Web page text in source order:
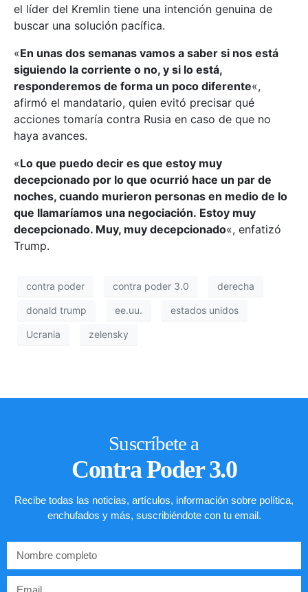
el líder del Kremlin tiene una intención genuina de
buscar una solución pacífica.
«En unas dos semanas vamos a saber si nos está
siguiendo la corriente o no, y si lo está,
responderemos de forma un poco diferente«,
afirmó el mandatario, quien evitó precisar qué
acciones tomaría contra Rusia en caso de que no
haya avances.
«Lo que puedo decir es que estoy muy
decepcionado por lo que ocurrió hace un par de
noches, cuando murieron personas en medio de lo
que llamaríamos una negociación. Estoy muy
decepcionado. Muy, muy decepcionado«, enfatizó
Trump.
contra poder contra poder 3.0 derecha
donald trump ee.uu. estados unidos
Ucrania zelensky
Suscríbete a
Contra Poder 3.0
Recibe todas las noticias, artículos, información sobre política,
enchufados y más, suscribiéndote con tu email.